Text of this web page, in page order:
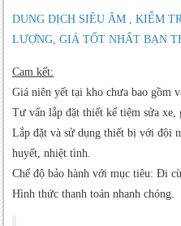
DUNG DỊCH SIÊU ÂM , KIỂM
LƯỢNG, GIÁ TỐT NHẤT BẠN
Cam kết:
Giá niên yết tại kho chưa bao gồm
Tư vấn lắp đặt thiết kế tiệm sửa xe,
Lắp đặt và sử dụng thiết bị với đội
huyết, nhiệt tình.
Chế độ bảo hành với mục tiêu: Đi
Hình thức thanh toán nhanh chóng.